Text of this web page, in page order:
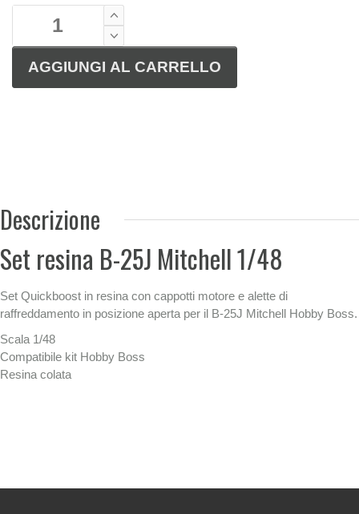
Descrizione
Set resina B-25J Mitchell 1/48
Set Quickboost in resina con cappotti motore e alette di
raffreddamento in posizione aperta per il B-25J Mitchell Hobby Boss.
Scala 1/48
Compatibile kit Hobby Boss
Resina colata